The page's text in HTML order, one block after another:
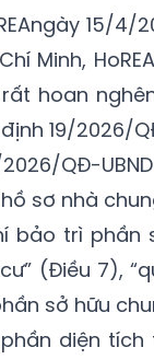
15/4/
Minh,
hoan
19/2026/
QĐ-
sơ nhà
bảo trì
(Điều 7),
sở hữu
diện